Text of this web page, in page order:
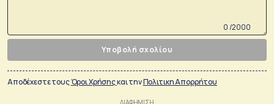
0 /2000
Υποβολή σχολίου
Αποδέχεστε τουςΌροι Χρήσηςκαι τηνΠολιτικη Απορρήτου